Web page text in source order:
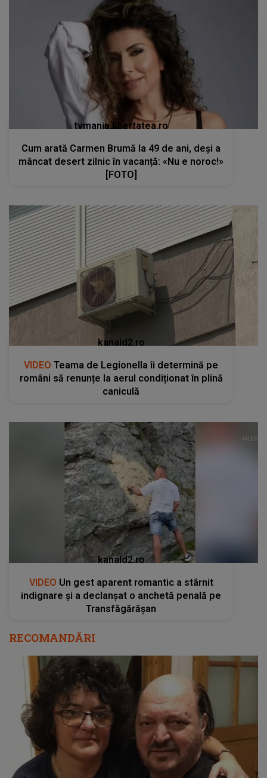
tvmania.libertatea.ro
Cum arată Carmen Brumă la 49 de ani, deși a
mâncat desert zilnic în vacanță: «Nu e noroc!»
[FOTO]
kanald2.ro
VIDEO Teama de Legionella îi determină pe
români să renunțe la aerul condiționat în plină
caniculă
kanald2.ro
VIDEO Un gest aparent romantic a stârnit
indignare și a declanșat o anchetă penală pe
Transfăgărășan
RECOMANDĂRI